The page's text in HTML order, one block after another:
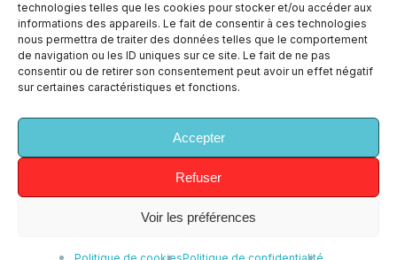
technologies telles que les cookies pour stocker et/ou accéder aux
informations des appareils. Le fait de consentir à ces technologies
nous permettra de traiter des données telles que le comportement
de navigation ou les ID uniques sur ce site. Le fait de ne pas
consentir ou de retirer son consentement peut avoir un effet négatif
sur certaines caractéristiques et fonctions.
Accepter
Refuser
Voir les préférences
Contact
x-
facebook linkedin youtube instagram
© 2026 uh!ive. All Rights Reserved, uh!ive